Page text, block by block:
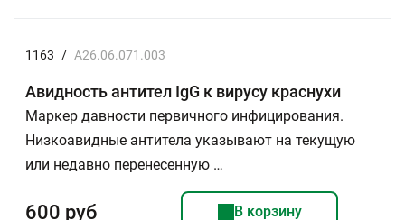
1163 / A26.06.071.003
Авидность антител IgG к вирусу краснухи
Маркер давности первичного инфицирования.
Низкоавидные антитела указывают на текущую
или недавно перенесенную …
600 руб В корзину